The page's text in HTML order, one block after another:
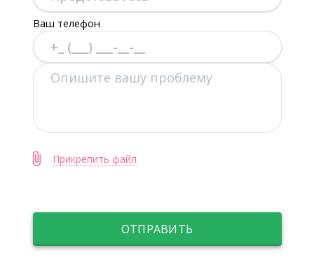
Ваш телефон
Прикрепить файл
ОТПРАВИТЬ